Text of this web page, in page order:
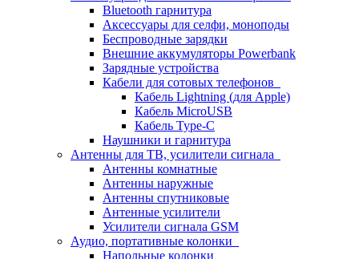
Bluetooth гарнитура
Аксессуары для селфи, моноподы
Беспроводные зарядки
Внешние аккумуляторы Powerbank
Зарядные устройства
Кабели для сотовых телефонов
Кабель Lightning (для Apple)
Кабель MicroUSB
Кабель Type-C
Наушники и гарнитура
Антенны для ТВ, усилители сигнала
Антенны комнатные
Антенны наружные
Антенны спутниковые
Антенные усилители
Усилители сигнала GSM
Аудио, портативные колонки
Напольные колонки